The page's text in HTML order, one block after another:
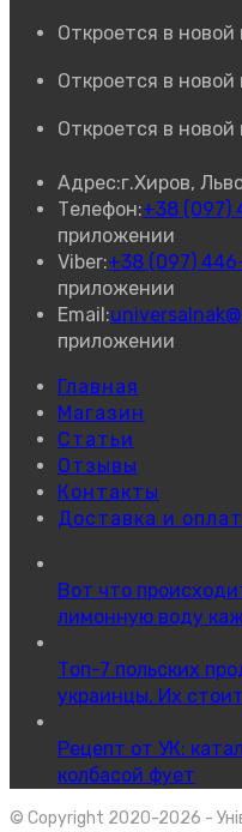
Откроется в новой
Откроется в новой
Откроется в новой
Адрес:г.Хиров,
Телефон:+38 (097)
приложении
Viber:+38 (097)
приложении
Email:
приложении
Главная
Магазин
Статьи
Отзывы
Контакты
Доставка и
Вот что
лимонную воду
Топ-7 польских
украинцы. Их
Рецепт от УК:
колбасой фует
© Copyright 2020-2026 -